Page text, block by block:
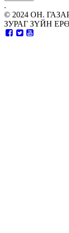
.
© 2024 ОН.
ЗУРАГ ЗҮЙН